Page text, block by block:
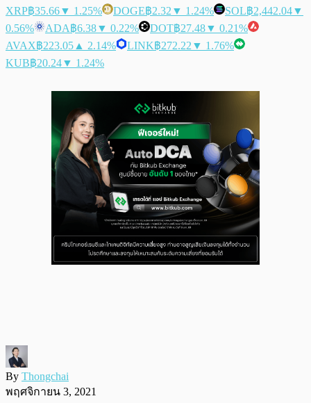
XRP฿35.66▼ 1.25% DOGE฿2.32 ▼ 1.24% SOL฿2,442.04▼
0.56%
ADA฿6.38▼ 0.22% DOT฿27.48▼ 0.21%
AVAX฿223.05 ▲ 2.14% LINK฿272.22 ▼ 1.76%
KUB฿20.24▼ 1.24%
By Thongchai
พฤศจิกายน 3, 2021